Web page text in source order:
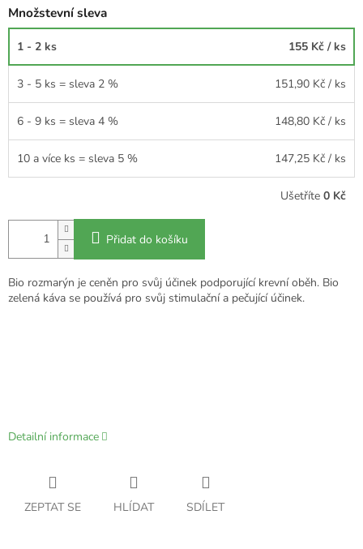
Množstevní sleva
1 - 2 ks 155 Kč / ks
3 - 5 ks = sleva 2 % 151,90 Kč / ks
6 - 9 ks = sleva 4 % 148,80 Kč / ks
10 a více ks = sleva 5 % 147,25 Kč / ks
Ušetříte 0 Kč
Přidat do košíku
Bio rozmarýn je ceněn pro svůj účinek podporující krevní oběh. Bio
zelená káva se používá pro svůj stimulační a pečující účinek.
Detailní informace
ZEPTAT SE HLÍDAT SDÍLET